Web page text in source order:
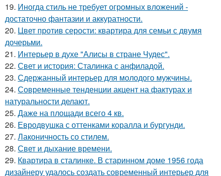
19. Иногда стиль не требует огромных вложений -
достаточно фантазии и аккуратности.
20. Цвет против серости: квартира для семьи с двумя
дочерьми.
21. Интерьер в духе "Алисы в стране Чудес".
22. Свет и история: Сталинка с анфиладой.
23. Сдержанный интерьер для молодого мужчины.
24. Современные тенденции акцент на фактурах и
натуральности делают.
25. Даже на площади всего 4 кв.
26. Евродвушка с оттенками коралла и бургунди.
27. Лаконичность со стилем.
28. Свет и дыхание времени.
29. Квартира в сталинке. В старинном доме 1956 года
дизайнеру удалось создать современный интерьер для